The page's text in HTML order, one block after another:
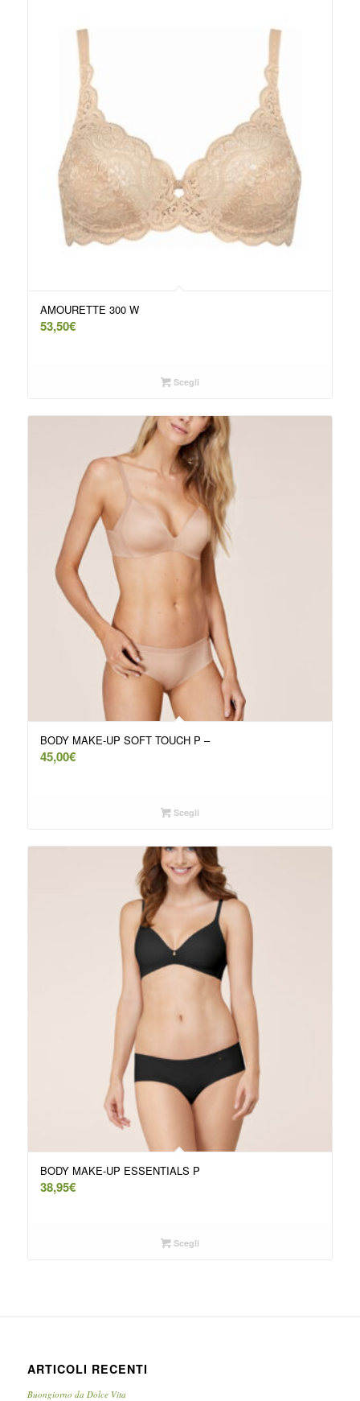
AMOURETTE 300 W
53,50€
Scegli
BODY MAKE-UP SOFT TOUCH P –
45,00€
Scegli
BODY MAKE-UP ESSENTIALS P
38,95€
Scegli
ARTICOLI RECENTI
Buongiorno da Dolce Vita